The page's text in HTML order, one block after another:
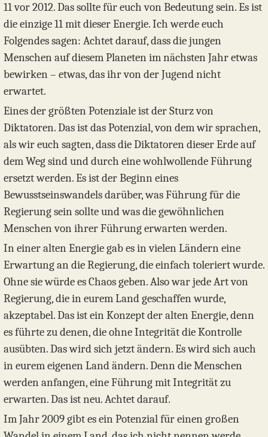
11 vor 2012. Das sollte für euch von Bedeutung sein. Es ist
die einzige 11 mit dieser Energie. Ich werde euch
Folgendes sagen: Achtet darauf, dass die jungen
Menschen auf diesem Planeten im nächsten Jahr etwas
bewirken – etwas, das ihr von der Jugend nicht
erwartet.
Eines der größten Potenziale ist der Sturz von
Diktatoren. Das ist das Potenzial, von dem wir sprachen,
als wir euch sagten, dass die Diktatoren dieser Erde auf
dem Weg sind und durch eine wohlwollende Führung
ersetzt werden. Es ist der Beginn eines
Bewusstseinswandels darüber, was Führung für die
Regierung sein sollte und was die gewöhnlichen
Menschen von ihrer Führung erwarten werden.
In einer alten Energie gab es in vielen Ländern eine
Erwartung an die Regierung, die einfach toleriert wurde.
Ohne sie würde es Chaos geben. Also war jede Art von
Regierung, die in eurem Land geschaffen wurde,
akzeptabel. Das ist ein Konzept der alten Energie, denn
es führte zu denen, die ohne Integrität die Kontrolle
ausübten. Das wird sich jetzt ändern. Es wird sich auch
in eurem eigenen Land ändern. Denn die Menschen
werden anfangen, eine Führung mit Integrität zu
erwarten. Das ist neu. Achtet darauf.
Im Jahr 2009 gibt es ein Potenzial für einen großen